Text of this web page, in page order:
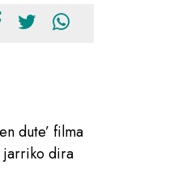
dute’ filma
jarriko dira